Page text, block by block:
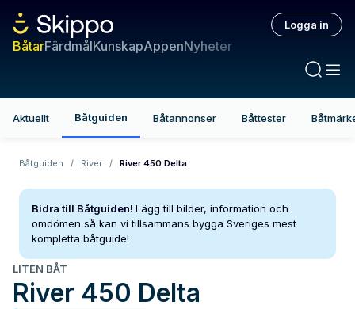
BåtarFärdmålKunskapAppenNyheter
Logga in
Aktuellt Båtguiden Båtannonser Båttester
Båtguiden / River / River 450 Delta
Bidra till Båtguiden! Lägg till bilder, information och
omdömen så kan vi tillsammans bygga Sveriges mest
kompletta båtguide!
LITEN BÅT
River 450 Delta